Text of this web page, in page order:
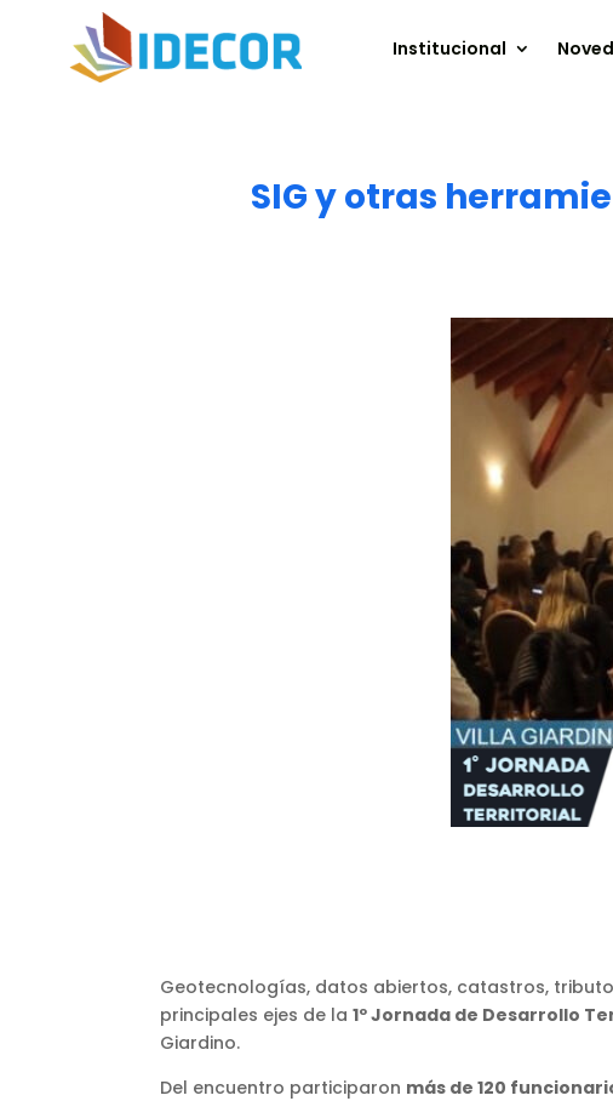
Institucional
SIG y otras
Geotecnologías, datos abiertos, catastros,
principales ejes de la 1º Jornada de Desarrollo
Giardino.
Del encuentro participaron más de 120